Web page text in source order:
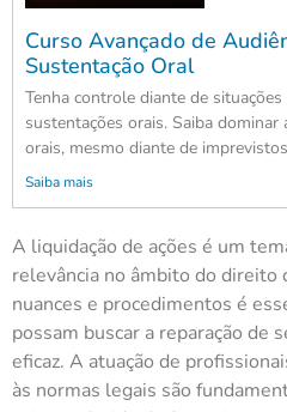
Curso Avançado de
Sustentação Oral
Tenha controle diante de
sustentações orais. Saiba dominar
orais, mesmo diante de
Saiba mais
A liquidação de ações é um
relevância no âmbito do direito
nuances e procedimentos é
possam buscar a reparação de
eficaz. A atuação de
às normas legais são